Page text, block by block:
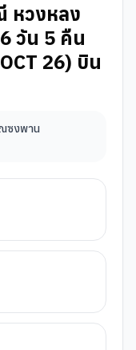
หวงหลง
วัน 5 คืน
26) บิน
ซงพาน